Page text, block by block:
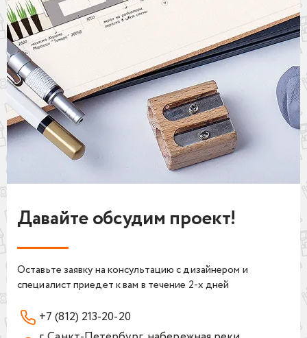
Давайте обсудим проект!
Оставьте заявку на консультацию с дизайнером и
специалист приедет к вам в течение 2-х дней
+7 (812) 213-20-20